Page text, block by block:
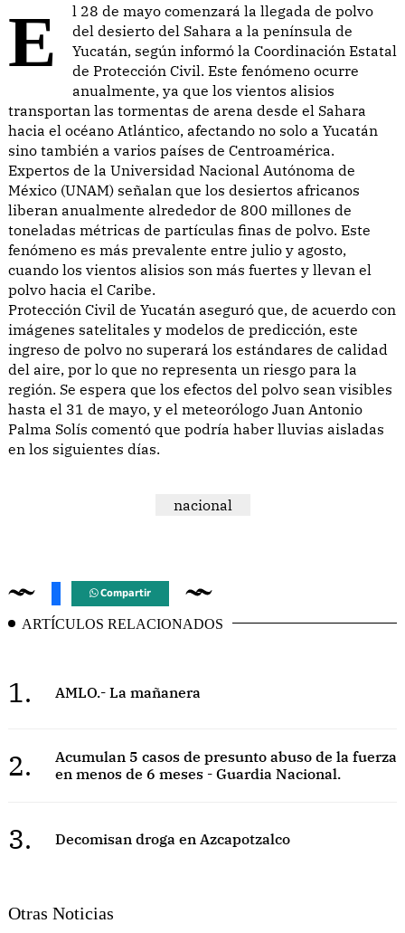
El 28 de mayo comenzará la llegada de polvo
del desierto del Sahara a la península de
Yucatán, según informó la Coordinación Estatal
de Protección Civil. Este fenómeno ocurre
anualmente, ya que los vientos alisios
transportan las tormentas de arena desde el Sahara
hacia el océano Atlántico, afectando no solo a Yucatán
sino también a varios países de Centroamérica.
Expertos de la Universidad Nacional Autónoma de
México (UNAM) señalan que los desiertos africanos
liberan anualmente alrededor de 800 millones de
toneladas métricas de partículas finas de polvo. Este
fenómeno es más prevalente entre julio y agosto,
cuando los vientos alisios son más fuertes y llevan el
polvo hacia el Caribe.
Protección Civil de Yucatán aseguró que, de acuerdo con
imágenes satelitales y modelos de predicción, este
ingreso de polvo no superará los estándares de calidad
del aire, por lo que no representa un riesgo para la
región. Se espera que los efectos del polvo sean visibles
hasta el 31 de mayo, y el meteorólogo Juan Antonio
Palma Solís comentó que podría haber lluvias aisladas
en los siguientes días.
nacional
Compartir
ARTÍCULOS RELACIONADOS
1. AMLO.- La mañanera
2.
Acumulan 5 casos de presunto abuso de la fuerza
en menos de 6 meses - Guardia Nacional.
3. Decomisan droga en Azcapotzalco
Otras Noticias